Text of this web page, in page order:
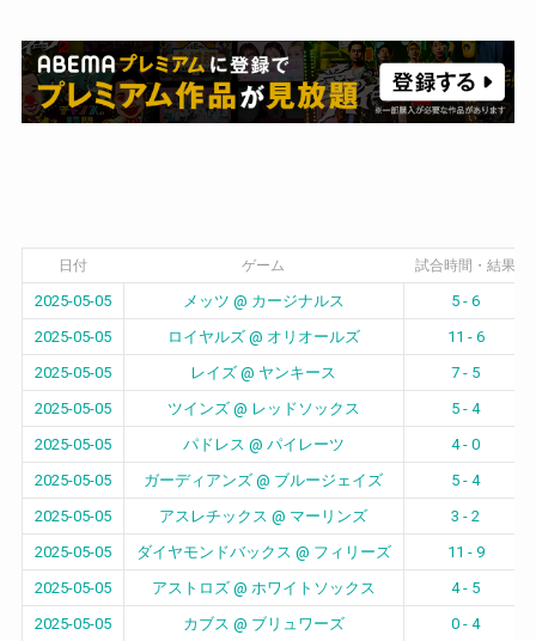
日付 ゲーム 試合時間・結果
2025-05-05 メッツ @ カージナルス
5 - 6
2025-05-05
ロイヤルズ @ オリオールズ
11 - 6
2025-05-05
レイズ @ ヤンキース
7 - 5
2025-05-05
ツインズ @ レッドソックス
5 - 4
2025-05-05
パドレス @ パイレーツ
4 - 0
2025-05-05
ガーディアンズ @ ブルージェイズ
5 - 4
2025-05-05
アスレチックス @ マーリンズ
3 - 2
2025-05-05
ダイヤモンドバックス @ フィリーズ
11 - 9
2025-05-05
アストロズ @ ホワイトソックス
4 - 5
2025-05-05
カブス @ ブリュワーズ
0 - 4